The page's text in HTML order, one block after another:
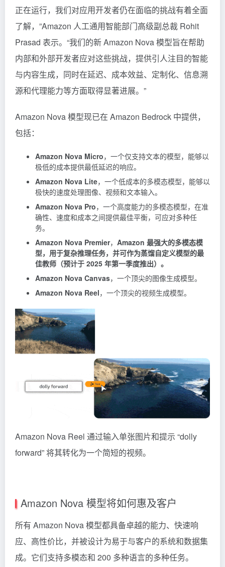
正在运行，我们对应用开发者仍在面临的挑战有着全面
了解，”Amazon 人工通用智能部门高级副总裁 Rohit
Prasad 表示。“我们的新 Amazon Nova 模型旨在帮助
内部和外部开发者应对这些挑战，提供引人注目的智能
与内容生成，同时在延迟、成本效益、定制化、信息溯
源和代理能力等方面取得显著进展。”
Amazon Nova 模型现已在 Amazon Bedrock 中提供，
包括：
Amazon Nova Micro，一个仅支持文本的模型，能够以
极低的成本提供最低延迟的响应。
Amazon Nova Lite，一个低成本的多模态模型，能够以
极快的速度处理图像、视频和文本输入。
Amazon Nova Pro，一个高度能力的多模态模型，在准
确性、速度和成本之间提供最佳平衡，可应对多种任
务。
Amazon Nova Premier， Amazon 最强大的多模态模
型，用于复杂推理任务，并可作为蒸馏自定义模型的最
佳教师（预计于 2025 年第一季度推出）。
Amazon Nova Canvas，一个顶尖的图像生成模型。
Amazon Nova Reel，一个顶尖的视频生成模型。
Amazon Nova Reel 通过输入单张图片和提示 “dolly
forward” 将其转化为一个简短的视频。
Amazon Nova 模型将如何惠及客户
所有 Amazon Nova 模型都具备卓越的能力、快速响
应、高性价比，并被设计为易于与客户的系统和数据集
成。它们支持多模态和 200 多种语言的多种任务。